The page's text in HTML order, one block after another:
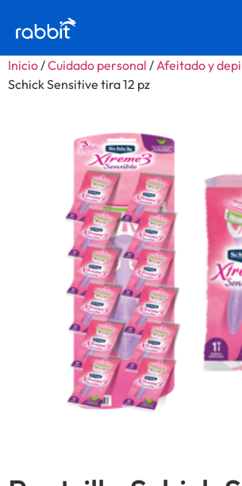
Inicio/Cuidado personal /Afeitado y
Schick Sensitive tira 12 pz